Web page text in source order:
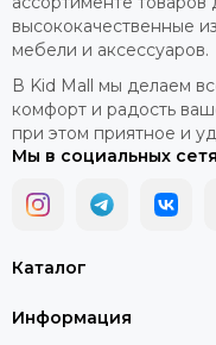
Каталог
Информация
высококачественные
мебели и аксессуаров.
В Kid Mall мы делаем
комфорт и радость
при этом приятное и
Мы в социальных